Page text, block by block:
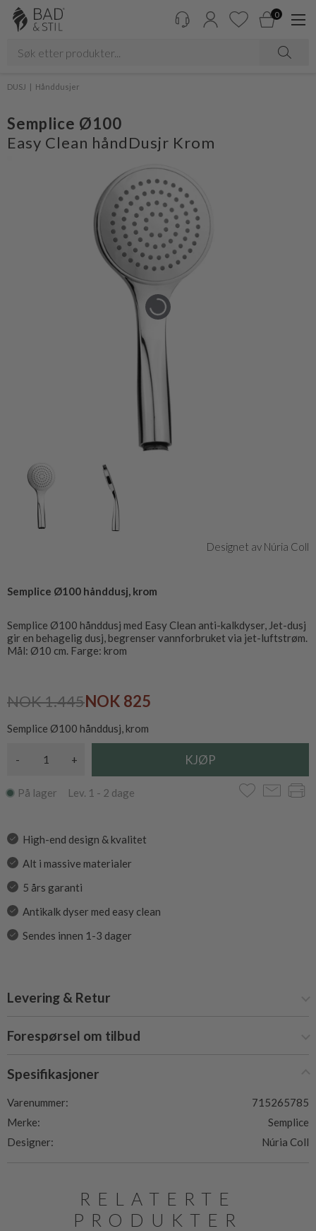
0
DUSJ Hånddusjer
Semplice Ø100
Easy Clean håndDusjr Krom
Designet av Núria Coll
Semplice Ø100 hånddusj, krom
Semplice Ø100 hånddusj med Easy Clean anti-kalkdyser, Jet-dusj
gir en behagelig dusj, begrenser vannforbruket via jet-luftstrøm.
Mål: Ø10 cm. Farge: krom
NOK 1.445NOK 825
Semplice Ø100 hånddusj, krom
- +
På lager Lev. 1 - 2 dage
High-end design & kvalitet
Alt i massive materialer
5 års garanti
Antikalk dyser med easy clean
Sendes innen 1-3 dager
Levering & Retur
Forespørsel om tilbud
Spesifikasjoner
Varenummer:
715265785
Merke:
Semplice
Designer:
Núria Coll
RELATERTE
PRODUKTER